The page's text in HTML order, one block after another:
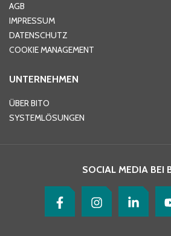
Telefon
AGB
IMPRESSUM
DATENSCHUTZ
COOKIE MANAGEMENT
UNTERNEHMEN
ÜBER BITO
SYSTEMLÖSUNGEN
SOCIAL MEDIA BEI